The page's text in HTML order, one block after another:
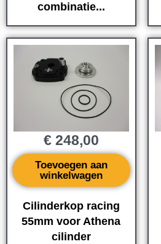
combinatie...
Cilinderkop racing
55mm voor Athena
cilinder
€248,00
Toevoegen aan
winkelwagen